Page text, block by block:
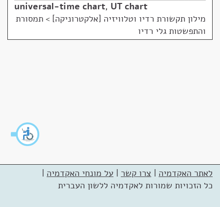
universal-time chart, UT chart
מילון תקשורת רדיו וטלוויזיה [אלקטרוניקה] > תמסורת
והתפשטות גלי רדיו
לאתר האקדמיה | צרו קשר | על מונחי האקדמיה |
כל הזכויות שמורות לאקדמיה ללשון העברית